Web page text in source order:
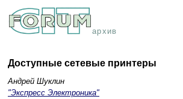
архив
Доступные сетевые принтеры
Андрей Шуклин
"Экспресс Электроника"